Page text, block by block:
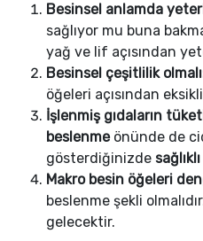
Besinsel anlamda
sağlıyor mu buna
yağ ve lif açısından
Besinsel çeşitlilik
öğeleri açısından
İşlenmiş gıdaların
beslenmeönünde de
gösterdiğinizde
Makro besin öğeleri
beslenme şekli
gelecektir.